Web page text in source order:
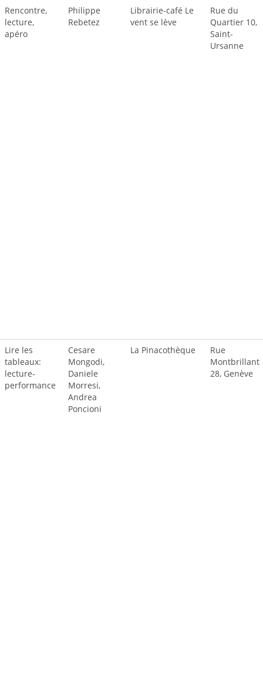
Rencontre,
lecture,
apéro
Philippe
Rebetez
Librairie-café Le
vent se lève
Rue du
Quartier 10,
Saint-
Ursanne
Lire les
tableaux:
lecture-
performance
Cesare
Mongodi,
Daniele
Morresi,
Andrea
Poncioni
La Pinacothèque
Rue
Montbrillant
28, Genève